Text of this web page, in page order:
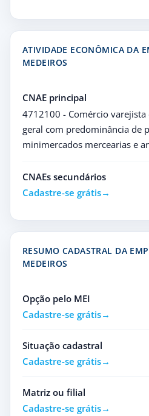
ATIVIDADE ECONÔMICA DA
MEDEIROS
CNAE principal
4712100 - Comércio
geral com predominância de
minimercados mercearias e
CNAEs secundários
Cadastre-se grátis
RESUMO CADASTRAL DA
MEDEIROS
Opção pelo MEI
Cadastre-se grátis
Situação cadastral
Cadastre-se grátis
Matriz ou filial
Cadastre-se grátis